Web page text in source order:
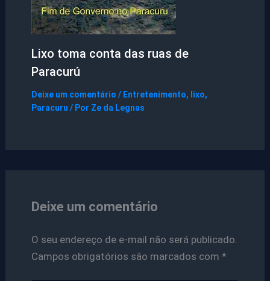
Lixo toma conta das ruas de
Paracurú
Deixe um comentário / Entretenimento, lixo,
Paracuru / Por Ze da Legnas
Deixe um comentário
O seu endereço de e-mail não será publicado.
Campos obrigatórios são marcados com *